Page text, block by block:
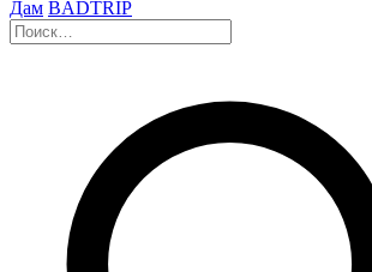
Дам BADTRIP